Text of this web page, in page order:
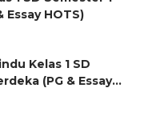
Essay HOTS)
Kelas 1 SD
(PG & Essay